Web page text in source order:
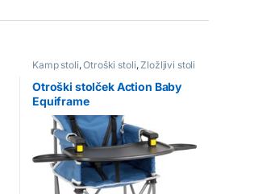
Kamp stoli,Otroški stoli,Zložljivi stoli
Otroški stolček Action Baby
Equiframe